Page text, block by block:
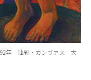
年 油彩・カンヴァス 大